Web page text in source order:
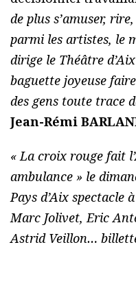
de plus s’amuser,
parmi les artistes, le
dirige le Théâtre
baguette joyeuse
des gens toute trace
Jean-Rémi
« La croix rouge fait
ambulance » le
Pays d’Aix spectacle
Marc Jolivet, Eric
Astrid Veillon…